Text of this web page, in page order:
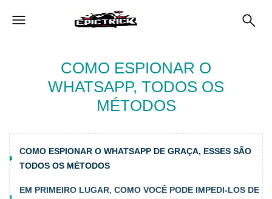
COMO ESPIONAR O
WHATSAPP, TODOS OS
MÉTODOS
COMO ESPIONAR O WHATSAPP DE GRAÇA, ESSES SÃO
TODOS OS MÉTODOS
EM PRIMEIRO LUGAR, COMO VOCÊ PODE IMPEDI-LOS DE